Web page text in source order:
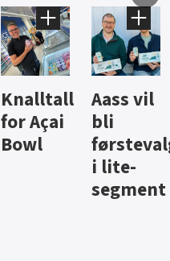
Brus og
jus fra
Berentsen
Hard
iste fra
Hansa